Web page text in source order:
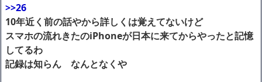
>>26
10年近く前の話やから詳しくは覚えてないけど
スマホの流れきたのiPhoneが日本に来てからやったと記憶
してるわ
記録は知らん なんとなくや